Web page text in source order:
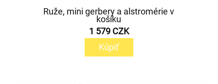
Ruže, mini gerbery a alstromérie v
košíku
1 579 CZK
Kúpiť